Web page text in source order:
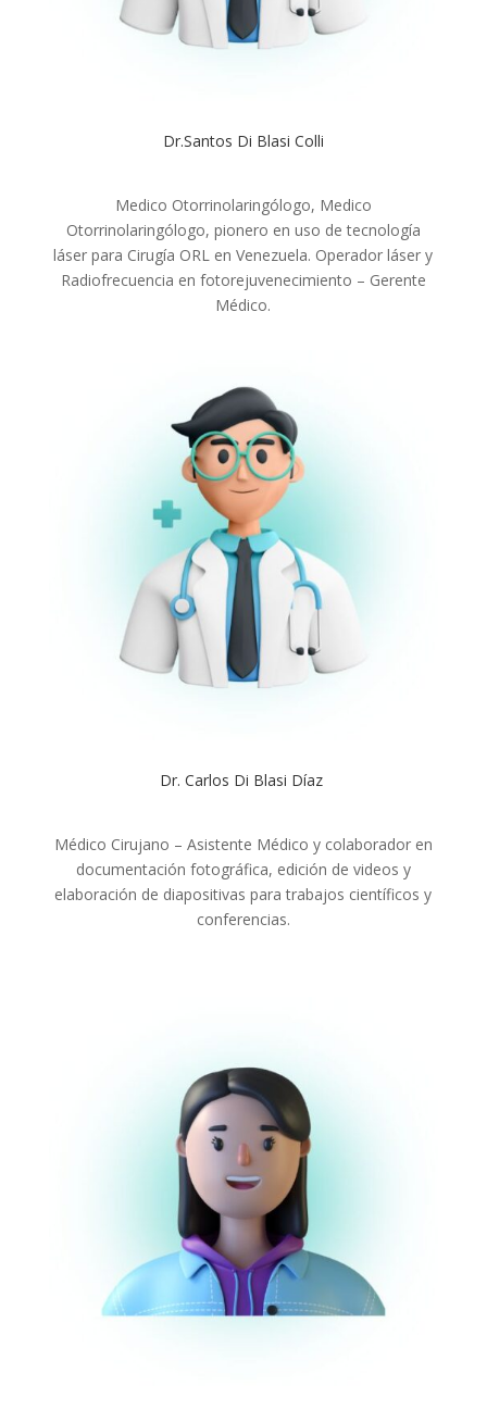
Dr.Santos Di Blasi Colli
Medico Otorrinolaringólogo, Medico
Otorrinolaringólogo, pionero en uso de tecnología
láser para Cirugía ORL en Venezuela. Operador láser y
Radiofrecuencia en fotorejuvenecimiento – Gerente
Médico.
Dr. Carlos Di Blasi Díaz
Médico Cirujano – Asistente Médico y colaborador en
documentación fotográfica, edición de videos y
elaboración de diapositivas para trabajos científicos y
conferencias.